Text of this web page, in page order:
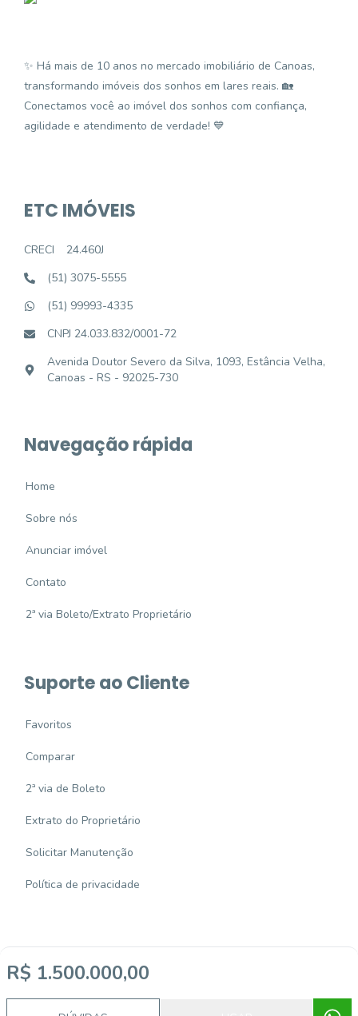
R$ 1.500.000,00
✨ Há mais de 10 anos no mercado imobiliário de Canoas,
transformando imóveis dos sonhos em lares reais. 🏡
Conectamos você ao imóvel dos sonhos com confiança,
agilidade e atendimento de verdade! 💙
ETC IMÓVEIS
CRECI
24.460J
(51) 3075-5555
(51) 99993-4335
CNPJ 24.033.832/0001-72
Avenida Doutor Severo da Silva, 1093, Estância Velha,
Canoas - RS - 92025-730
Navegação rápida
Home
Sobre nós
Anunciar imóvel
Contato
2ª via Boleto/Extrato Proprietário
Suporte ao Cliente
Favoritos
Comparar
2ª via de Boleto
Extrato do Proprietário
Solicitar Manutenção
Política de privacidade
Imobiliária Certificada:
Selo de Tecnologia Loft